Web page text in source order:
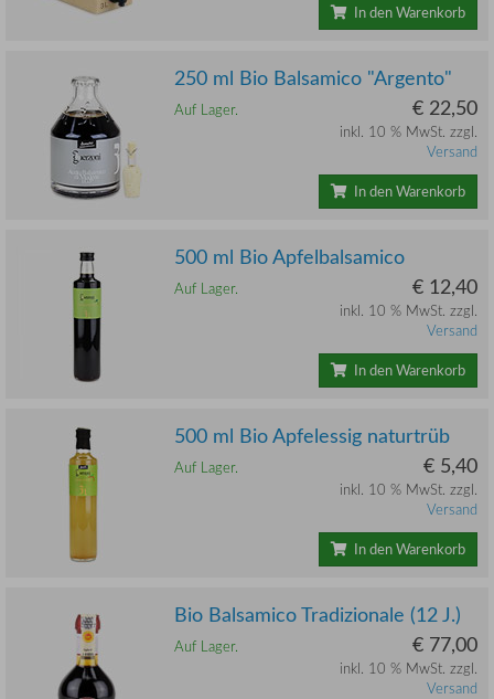
In den Warenkorb
250 ml Bio Balsamico "Argento"
Auf Lager. € 22,50
inkl. 10 % MwSt. zzgl.
Versand
In den Warenkorb
500 ml Bio Apfelbalsamico
Auf Lager. € 12,40
inkl. 10 % MwSt. zzgl.
Versand
In den Warenkorb
500 ml Bio Apfelessig naturtrüb
Auf Lager. € 5,40
inkl. 10 % MwSt. zzgl.
Versand
In den Warenkorb
Bio Balsamico Tradizionale (12 J.)
Auf Lager. € 77,00
inkl. 10 % MwSt. zzgl.
Versand